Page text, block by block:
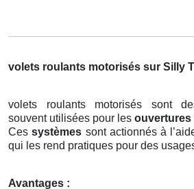
volets roulants motorisés sur Silly
volets roulants motorisés sont
souvent utilisées pour les ouvertures
Cessystèmes sont actionnés à
qui les rend pratiques pour des
Avantages :